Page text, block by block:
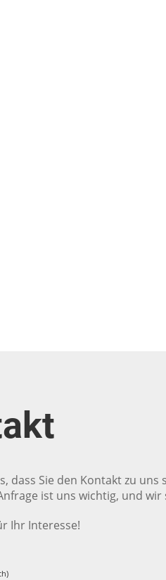
dass Sie den Kontakt zu
ist uns wichtig, und
Ihr Interesse!